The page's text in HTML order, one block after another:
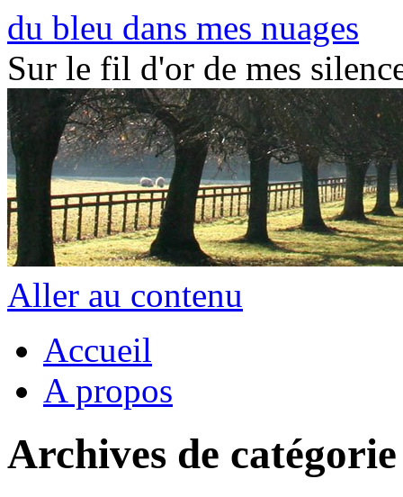
du bleu dans mes nuages
Sur le fil d'or de mes
Aller au contenu
Accueil
A propos
Archives de